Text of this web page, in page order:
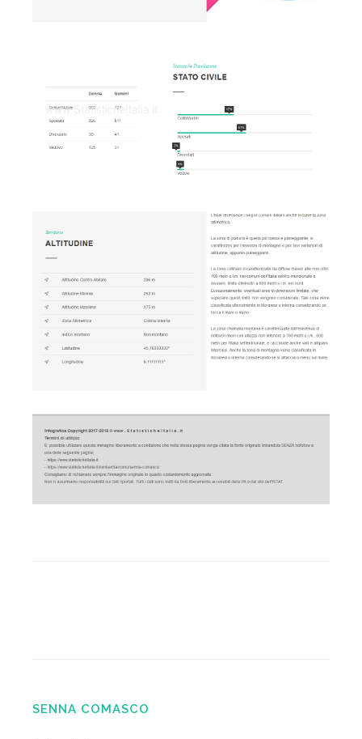
SENNA COMASCO